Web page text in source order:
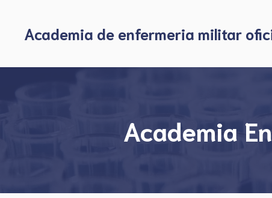
contentAcademia de enfermeria militar
Academia